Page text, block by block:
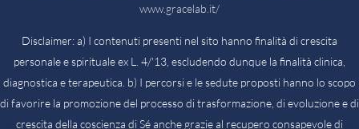
www.gracelab.it/
Disclaimer: a) I contenuti presenti nel sito hanno finalità di crescita
personale e spirituale ex L. 4/'13, escludendo dunque la finalità clinica,
diagnostica e terapeutica. b) I percorsi e le sedute proposti hanno lo scopo
di favorire la promozione del processo di trasformazione, di evoluzione e di
crescita della coscienza di Sé anche grazie al recupero consapevole di